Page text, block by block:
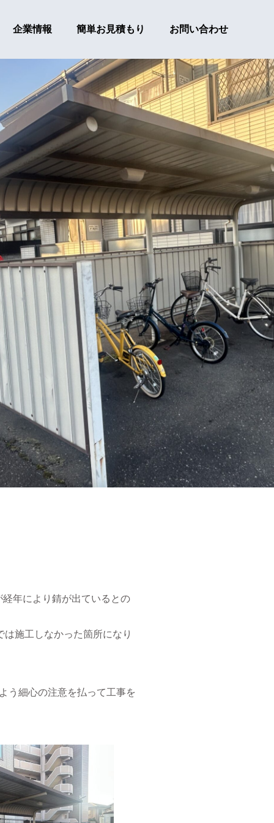
企業情報 簡単お見積もり お問い合わせ
年により錆が出ているとの
施工しなかった箇所になり
う細心の注意を払って工事を